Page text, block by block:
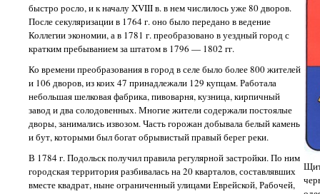
быстро росло, и к началу XVIII в. в нем числилось уже 80 дворов.
После секуляризации в 1764 г. оно было передано в ведение
Коллегии экономии, а в 1781 г. преобразовано в уездный город с
кратким пребыванием за штатом в 1796 — 1802 гг.
Ко времени преобразования в город в селе было более 800 жителей
и 106 дворов, из коих 47 принадлежали 129 купцам. Работала
небольшая шелковая фабрика, пивоварня, кузница, кирпичный
завод и два солодовенных. Многие жители содержали постоялые
дворы, занимались извозом. Часть горожан добывала белый камень
и бут, которыми был богат обрывистый правый берег реки.
В 1784 г. Подольск получил правила регулярной застройки. По ним
городская территория разбивалась на 20 кварталов, составлявших
вместе квадрат, ныне ограниченный улицами Еврейской, Рабочей,